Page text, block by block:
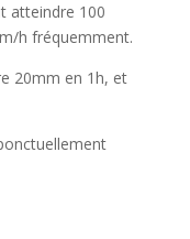
atteindre 100
h fréquemment.
20mm en 1h, et